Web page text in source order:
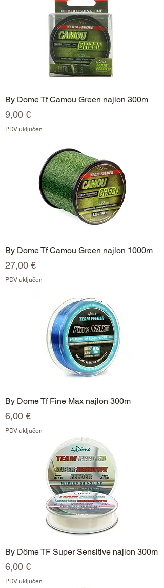
By Dome Tf Camou Green najlon 300m
Cijena
9,00 €
PDV uključen
By Dome Tf Camou Green najlon 1000m
Cijena
27,00 €
PDV uključen
By Dome Tf Fine Max najlon 300m
Cijena
6,00 €
PDV uključen
By Döme TF Super Sensitive najlon 300m
Cijena
6,00 €
PDV uključen